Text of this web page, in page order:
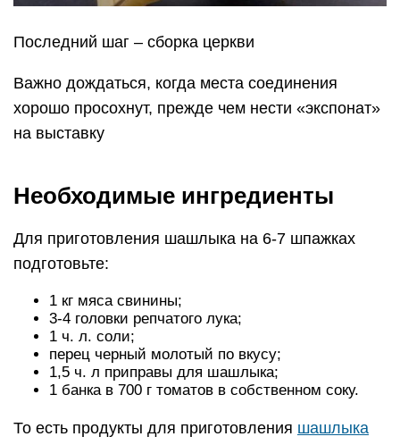
Последний шаг – сборка церкви
Важно дождаться, когда места соединения
хорошо просохнут, прежде чем нести «экспонат»
на выставку
Необходимые ингредиенты
Для приготовления шашлыка на 6-7 шпажках
подготовьте:
1 кг мяса свинины;
3-4 головки репчатого лука;
1 ч. л. соли;
перец черный молотый по вкусу;
1,5 ч. л приправы для шашлыка;
1 банка в 700 г томатов в собственном соку.
То есть продукты для приготовления шашлыка